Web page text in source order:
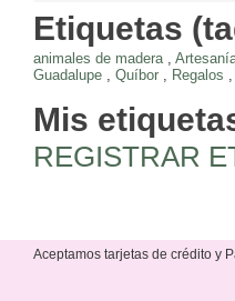
Etiquetas
animales de madera,
Guadalupe , Quíbor , Regalos ,
Mis
REGISTRAR
Aceptamos tarjetas de crédito y